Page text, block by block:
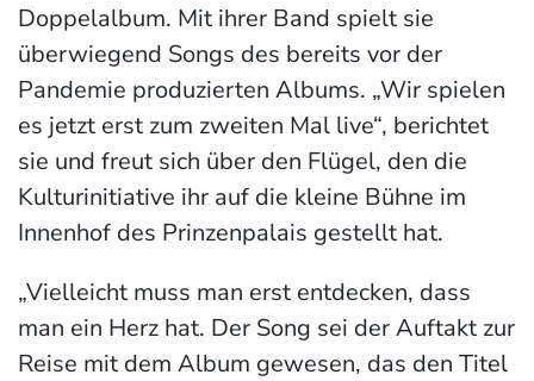
Doppelalbum. Mit ihrer Band spielt sie
überwiegend Songs des bereits vor der
Pandemie produzierten Albums. „Wir spielen
es jetzt erst zum zweiten Mal live“, berichtet
sie und freut sich über den Flügel, den die
Kulturinitiative ihr auf die kleine Bühne im
Innenhof des Prinzenpalais gestellt hat.
„Vielleicht muss man erst entdecken, dass
man ein Herz hat. Der Song sei der Auftakt zur
Reise mit dem Album gewesen, das den Titel